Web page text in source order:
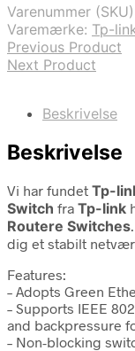
Varenummer
Varemærke: Tp-
Previous Product
Next Product
Beskrivelse
Beskrivelse
Vi har fundet Tp-
Switch fra Tp-link
Routere Switches
dig et stabilt
Features:
– Adopts Green
– Supports IEEE
and backpressure
– Non-blocking